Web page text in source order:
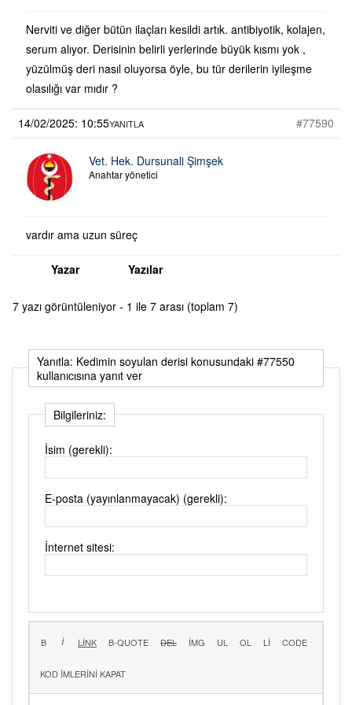
Nerviti ve diğer bütün ilaçları kesildi artık. antibiyotik, kolajen,
serum alıyor. Derisinin belirli yerlerinde büyük kısmı yok ,
yüzülmüş deri nasıl oluyorsa öyle, bu tür derilerin iyileşme
olasılığı var mıdır ?
14/02/2025: 10:55 #77590
YANITLA
Vet. Hek. Dursunali Şimşek
Anahtar yönetici
vardır ama uzun süreç
Yazar Yazılar
7 yazı görüntüleniyor - 1 ile 7 arası (toplam 7)
Yanıtla: Kedimin soyulan derisi konusundaki #77550
kullanıcısına yanıt ver
Bilgileriniz:
İsim (gerekli):
E-posta (yayınlanmayacak) (gerekli):
İnternet sitesi: